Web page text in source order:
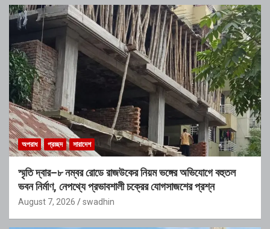
অপরাধ প্রচ্ছদ সারাদেশ
স্মৃতি দ্বার–৮ নম্বর রোডে রাজউকের নিয়ম ভঙ্গের অভিযোগে বহুতল
ভবন নির্মাণ, নেপথ্যে প্রভাবশালী চক্রের যোগসাজশের প্রশ্ন
August 7, 2026 swadhin